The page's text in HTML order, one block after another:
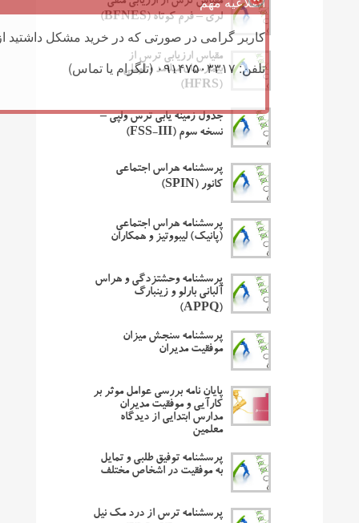
لری – فرم کوتاه (BFNES)
مقیاس ارزیابی ترس از
بیمارستان میلامد و لوملی
(HFRS)
جدول زمینه یابی ترس ولپی –
نسخه سوم (FSS-III)
پرسشنامه هراس اجتماعی
کانور (SPIN)
پرسشنامه هراس اجتماعی
(پانیک) لیبووتیز و همکاران
پرسشنامه وحشتزدگی و هراس
آلبانی بارلو و زینبارگ
(APPQ)
پرسشنامه سنجش میزان
موفقیت مدیران
پایان نامه بررسی عوامل موثر بر
کارآیی و موفقیت مدیران
مدارس ابتدایی از دیدگاه
معلمین
پرسشنامه توفیق طلبی و تمایل
به موفقیت در اشخاص مختلف
پرسشنامه ترس از درد مک نیل
کاربر گرامی در صورتی که در خرید مشکل داشتید
تلفن: ۰۹۱۴۷۵۰۳۳۱۷ (تلگرام یا تماس)